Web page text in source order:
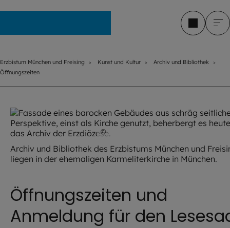
Erzbistum München und Freising Kunst und Kultur
Archiv und Bibliothek
Öffnungszeiten
©
Archiv und Bibliothek des Erzbistums München und
liegen in der ehemaligen Karmeliterkirche in München.
Öffnungszeiten und
Anmeldung für den